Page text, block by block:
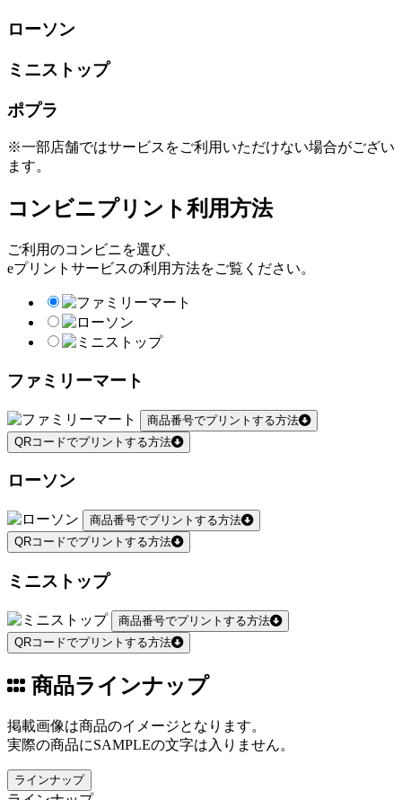
ローソン
ミニストップ
ポプラ
※一部店舗ではサービスをご利用いただけない場合がござい
ます。
コンビニプリント利用方法
ご利用のコンビニを選び、
eプリントサービスの利用方法をご覧ください。
ファミリーマート
商品番号でプリントする方法
QRコードでプリントする方法
ローソン
商品番号でプリントする方法
QRコードでプリントする方法
ミニストップ
商品番号でプリントする方法
QRコードでプリントする方法
商品ラインナップ
掲載画像は商品のイメージとなります。
実際の商品にSAMPLEの文字は入りません。
ラインナップ